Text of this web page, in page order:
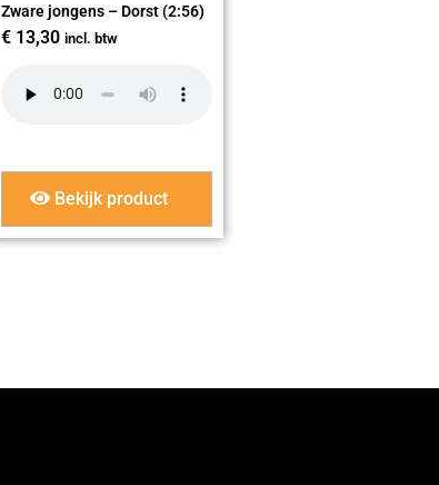
Zware jongens – Dorst (2:56)
€ 13,30 incl. btw
Bekijk product